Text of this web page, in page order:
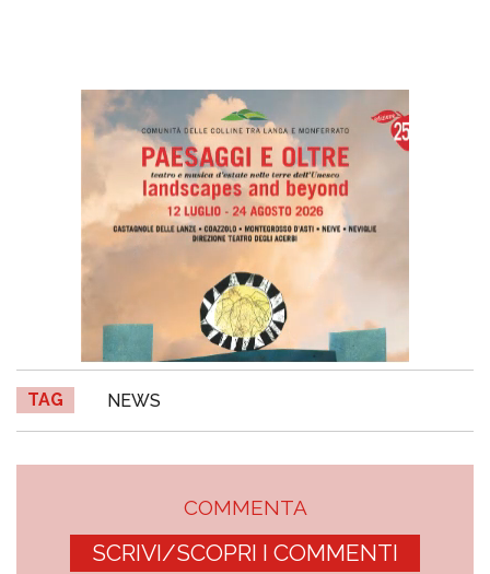
TAG NEWS
COMMENTA
SCRIVI/SCOPRI I COMMENTI